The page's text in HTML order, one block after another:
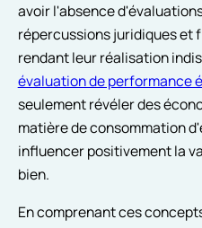
avoir l'absence
répercussions juridiques et
rendant leur réalisation
évaluation de performance
seulement révéler des
matière de consommation
influencer positivement la
bien.
En comprenant ces